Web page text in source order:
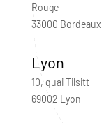
Rouge
33000 Bordeaux
Lyon
10, quai Tilsitt
69002 Lyon